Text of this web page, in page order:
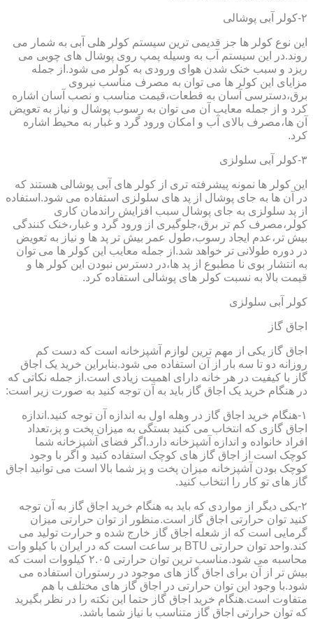
۲-کولر آبی پوشالی
این نوع کولر ها جز قدیمی ترین سیستم کولر هلی آبی به شمار می
روند.در این سیستم آب به وسیله پمپ روی پوشال های چوبی می
ریزد و سبب خنک شدن هوای ورودی به کولر می شود.از جمله
مزایای این کولر ها می توان به مصرف مناسب نیروی
برق،دسترسی آسان به قطعات،قیمت مناسب و نصب آسان اشاره
کرد و از جمله معایب آن می توان به رسوب پوشال و نیاز به تعویض
آن ها،مصرف بالای آب و امکان ورود گرد و غبار به محیط اشاره
کرد.
۳-کولر آبی سلولزی
این کولر ها نمونه پیشرفته تری از کولر های آبی پوشالی هستند که
در آن ها به جای پوشال از پد های سلولزی استفاده می شود.استفاده
از پد سلولزی به جای پوشال سبب افزایش راندمان کاری
کولر،مصرف کم تر برق،جلوگیری از ورود گرد و غبار،خنک کنندگی
بیش تر،عدم ایجاد رسوب،طول عمر بیش تر پد ها و نیاز به تعویض
در دوره طولانی تر خواهد شد.از جمله معایب این کولر ها می توان
به انتشار بوی نا مطبوع از پد ها،در دسترس نبودن این کولر ها و
قیمت بالا به نسبت کولر های پوشالی استفاده کرد.
کولر آبی سلولزی
اجاق گاز
اجاق گاز یکی از مهم ترین لوازم آشپزخانه است که دست کم
روزانه دو تا سه بار از آن استفاده می شود.بنابراین خرید یک اجاق
گاز با کیفیت در هر خانه دارای اهمیت زیادی است.از جمله نکاتی که
در هنگام خرید یک اجاق گاز باید به آن توجه کنید به صورت زیر است:
۱-هنگام خرید اجاق گاز در وهله اول به اندازه آن توجه کنید.اندازه
اجاق گازی که انتخاب می کنید بستگی به میزان پخت و پز،تعداد
افراد خانواده و اندازه آشپزخانه دارد.اگر فضای آشپزخانه شما
کوچک است از اجاق گاز های کوچک استفاده کنید و اگر با وجود
کوچک بودن آشپزخانه میزان پخت و پز شما بالا است می توانید اجاق
گاز های تو کار را انتخاب کنید.
۲-یکی دیگر از مواردی که باید به هنگام خرید اجاق گاز به آن توجه
کنید توان حرارتی اجاق گاز است.منظور از توان حرارتی میزان
گرمایی است که از شعله اجاق گاز خارج شده و حرارت تولید می
کند.واحد توان حرارتی BTU بر ساعت است که در ایران با کیلو وات
محاسبه می شود.مناسب ترین توان حرارتی ۲.۰۵ کیلووات است که
بیش تر از آن برای اجاق گاز های موجود در رستوران استفاده می
شود.با وجود این توان حرارتی در اجاق گاز های مختلف با هم
متفاوت است.هنگام خرید اجاق گاز حتما این نکته را در نظر بگیرید
که توان حرارتی اجاق گاز متناسب با نیاز شما باشد.